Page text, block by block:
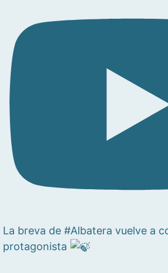
La breva de #Albatera vuelve a
protagonista